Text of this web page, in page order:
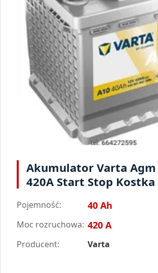
Akumulator Varta Agm
420A Start Stop Kostka
Pojemność: 40 Ah
Moc rozruchowa: 420 A
Producent: Varta